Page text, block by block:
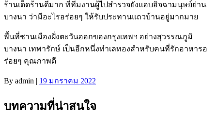
ร้านเด็ดร้านดีมาก ที่ทีมงานผู้ไปสำรวจยังแอบอิจฉามนุษย์ย่าน
บางนา ว่ามีอะไรอร่อยๆ ให้รับประทานแถวบ้านอยู่มากมาย
พื้นที่ชานเมืองฝั่งตะวันออกของกรุงเทพฯ อย่างสุวรรณภูมิ
บางนา เทพารักษ์ เป็นอีกหนึ่งทำเลทองสำหรับคนที่รักอาหารอ
ร่อยๆ คุณภาพดี
By admin | 19 มกราคม 2022
บทความที่น่าสนใจ